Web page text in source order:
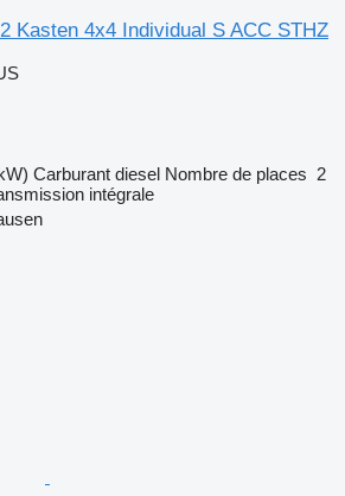
Kasten 4x4 Individual S ACC STHZ
Carburant diesel Nombre de places 2
intégrale